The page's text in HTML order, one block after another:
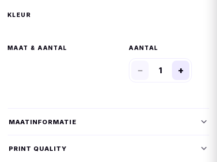
MAAT
− +
MAATINFORMATIE
PRINT QUALITY